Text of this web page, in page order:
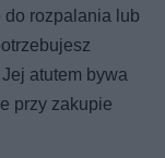
rozpalania lub
Jej atutem bywa
przy zakupie